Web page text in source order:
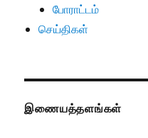
போராட்டம்
செய்திகள்
இணையத்தளங்கள்